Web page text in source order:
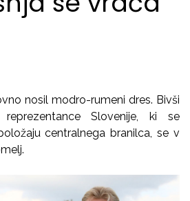
nosil modro-rumeni dres. Bivši
reprezentance Slovenije, ki se
centralnega branilca, se v